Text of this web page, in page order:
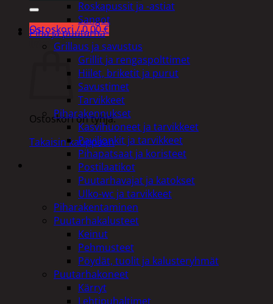
Ostoskori /0,00€
Ostoskori
Ostoskori on tyhjä.
Takaisin kauppaan
Roskapussit ja -astiat
Sangot
Piha ja puutarha
Grillaus ja savustus
Grillit ja rengaspolttimet
Hiilet, briketit ja purut
Savustimet
Tarvikkeet
Piharakennukset
Kasvihuoneet ja tarvikkeet
Paviljonkit ja tarvikkeet
Pihapatsaat ja koristeet
Postilaatikot
Puutarhavajat ja katokset
Ulko-wc ja tarvikkeet
Piharakentaminen
Puutarhakalusteet
Keinut
Pehmusteet
Pöydät, tuolit ja kalusteryhmät
Puutarhakoneet
Kärryt
Lehtipuhaltimet